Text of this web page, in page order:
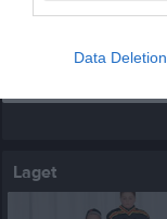
Data Deletion
Laget